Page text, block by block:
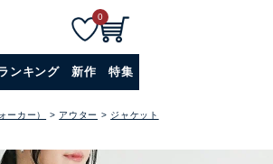
詳細検索
0
ンキング 新作 特集
ーカー） アウター ジャケット